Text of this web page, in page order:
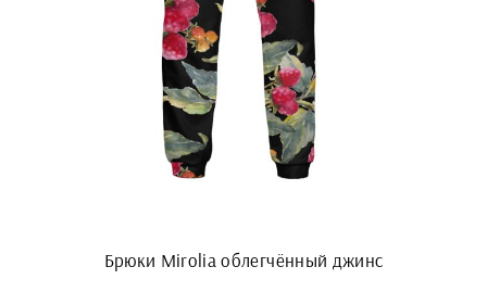
Брюки Mirolia облегчённый джинс